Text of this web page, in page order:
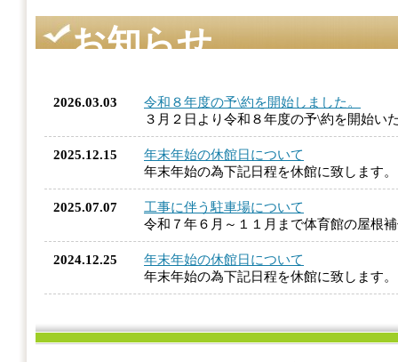
お知らせ
2026.03.03
令和８年度の予\約を開始しました。
３月２日より令和８年度の予\約を開始い
2025.12.15
年末年始の休館日について
年末年始の為下記日程を休館に致します
2025.07.07
工事に伴う駐車場について
令和７年６月～１１月まで体育館の屋根
2024.12.25
年末年始の休館日について
年末年始の為下記日程を休館に致します